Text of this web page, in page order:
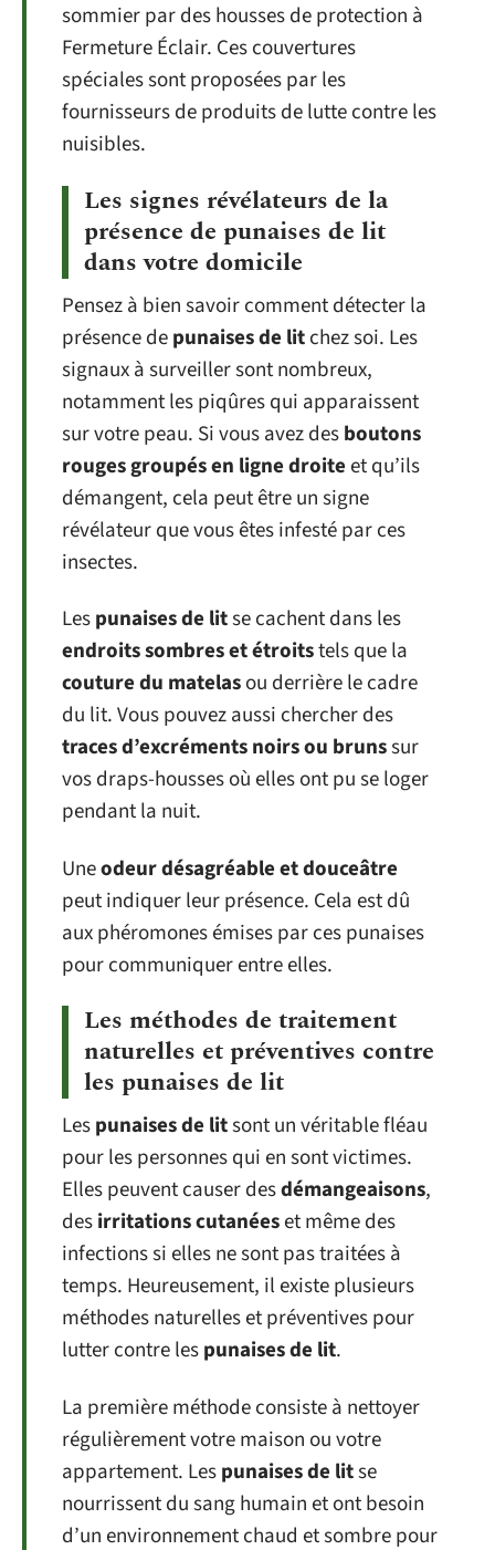
sommier par des housses de protection à
Fermeture Éclair. Ces couvertures
spéciales sont proposées par les
fournisseurs de produits de lutte contre les
nuisibles.
Les signes révélateurs de la
présence de punaises de lit
dans votre domicile
Pensez à bien savoir comment détecter la
présence depunaises de litchez soi. Les
signaux à surveiller sont nombreux,
notamment les piqûres qui apparaissent
sur votre peau. Si vous avez desboutons
rouges groupés en ligne droiteet qu’ils
démangent, cela peut être un signe
révélateur que vous êtes infesté par ces
insectes.
Lespunaises de litse cachent dans les
endroits sombres et étroitstels que la
couture du matelasou derrière le cadre
du lit. Vous pouvez aussi chercher des
traces d’excréments noirs ou brunssur
vos draps-housses où elles ont pu se loger
pendant la nuit.
Uneodeur désagréable et douceâtre
peut indiquer leur présence. Cela est dû
aux phéromones émises par ces punaises
pour communiquer entre elles.
Les méthodes de traitement
naturelles et préventives contre
les punaises de lit
Lespunaises de litsont un véritable fléau
pour les personnes qui en sont victimes.
Elles peuvent causer desdémangeaisons,
desirritations cutanéeset même des
infections si elles ne sont pas traitées à
temps. Heureusement, il existe plusieurs
méthodes naturelles et préventives pour
lutter contre lespunaises de lit.
La première méthode consiste à nettoyer
régulièrement votre maison ou votre
appartement. Lespunaises de litse
nourrissent du sang humain et ont besoin
d’un environnement chaud et sombre pour